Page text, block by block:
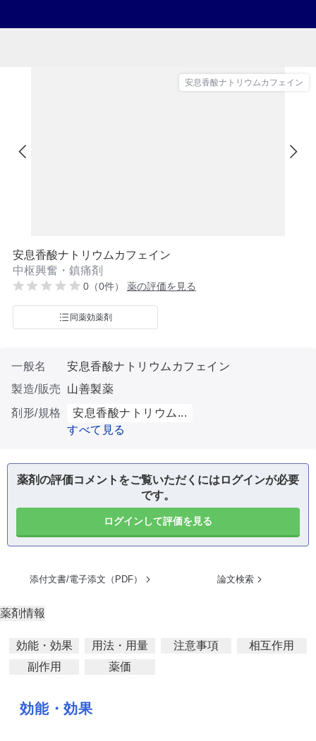
安息香酸ナトリウムカフェイン
安息香酸ナトリウムカフェイン
中枢興奮・鎮痛剤
0（0件） 薬の評価を見る
同薬効薬剤
一般名
安息香酸ナトリウムカフェイン
製造/販売
山善製薬
剤形/規格
安息香酸ナトリウム...
すべて見る
薬剤の評価コメントをご覧いただくにはログインが必要
です。
ログインして評価を見る
添付文書/電子添文（PDF） 論文検索
薬剤情報
効能・効果 用法・用量 注意事項
相互作用
副作用
薬価
効能・効果